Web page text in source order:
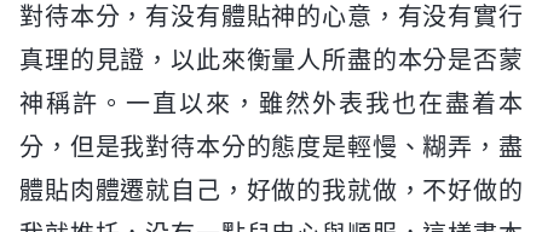
對待本分，有没有體貼神的心意，有没有實行
真理的見證，以此來衡量人所盡的本分是否蒙
神稱許。一直以來，雖然外表我也在盡着本
分，但是我對待本分的態度是輕慢、糊弄，盡
體貼肉體遷就自己，好做的我就做，不好做的